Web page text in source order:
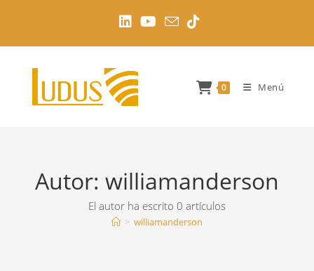
contenido
0 Menú
Autor: williamanderson
El autor ha escrito 0 artículos
> williamanderson